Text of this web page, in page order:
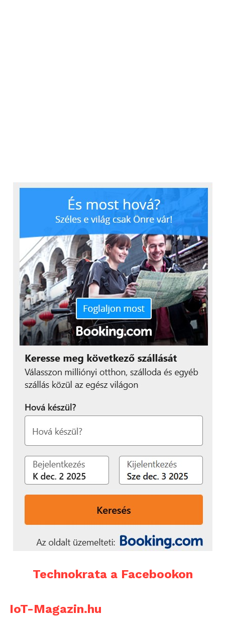
Az IP68-as minősítés, a masszív készülékház és a
kétmagos processzor első látásra igazi megavétellé
teszi a Vertis Braver-t, azonban a szoftveres
problémák, a csomagban található gagyi headset és
az egyedi programok hiánya elgondolkodásra
késztetett azzal kapcsolatban, hogy mennyire is
ajánljam ezt a modellt. Úgy gondolom, hogy a
szoftveres téren biztosan számíthatunk további
javulásra, így ha nem is most, néhány hónap múlva
minden, aktív életet élőnek érdemes lesz
megtekintenie a modellt, most azonban jobb, ha
várunk egy kicsit.
Technokrata a Facebookon
IoT-Magazin.hu